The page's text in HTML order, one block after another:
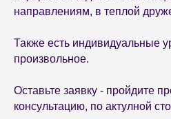
направлениям, в теплой
Также есть индивидуальные
произвольное.
Оставьте заявку - пройдите
консультацию, по актулной